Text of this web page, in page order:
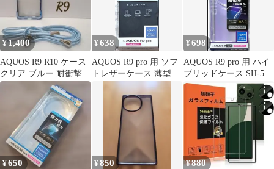
¥1,400
AQUOS R9 R10 ケース
クリア ブルー 耐衝撃
TPU 新品未使用
¥638
AQUOS R9 pro 用 ソフ
トレザーケース 薄型 磁
石付手帳型NV
¥698
AQUOS R9 pro 用 ハイ
ブリッドケース SH-54E
極CR964
¥650 ¥850 ¥880